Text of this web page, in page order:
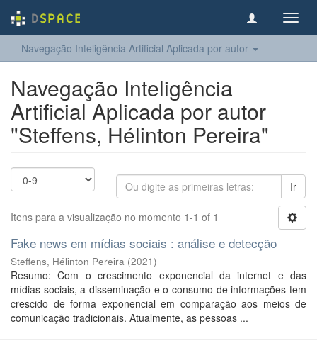
Navegação Inteligência Artificial Aplicada por autor
Navegação Inteligência
Artificial Aplicada por autor
"Steffens, Hélinton Pereira"
Ir
Itens para a visualização no momento 1-1 of 1
Fake news em mídias sociais : análise e detecção
Steffens, Hélinton Pereira (2021)
Resumo: Com o crescimento exponencial da internet e das
mídias sociais, a disseminação e o consumo de informações tem
crescido de forma exponencial em comparação aos meios de
comunicação tradicionais. Atualmente, as pessoas ...